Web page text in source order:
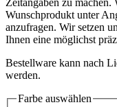
Wunschprodukt unter
anzufragen. Wir setzen
Ihnen eine möglichst
Bestellware kann nach
werden.
Farbe auswählen